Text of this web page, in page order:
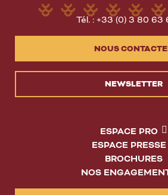
Tél. : +33 (0) 3 80 63
NOUS
NEWSLETTER
ESPACE PRO
ESPACE PRESSE
BROCHURES
NOS